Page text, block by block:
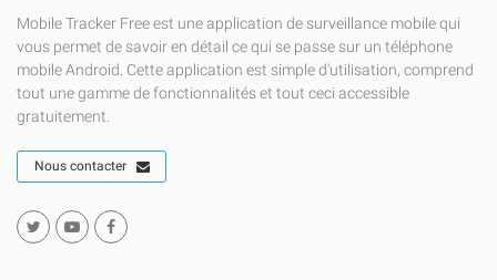
Mobile Tracker Free est une application de surveillance mobile qui
vous permet de savoir en détail ce qui se passe sur un téléphone
mobile Android. Cette application est simple d'utilisation, comprend
tout une gamme de fonctionnalités et tout ceci accessible
gratuitement.
Nous contacter